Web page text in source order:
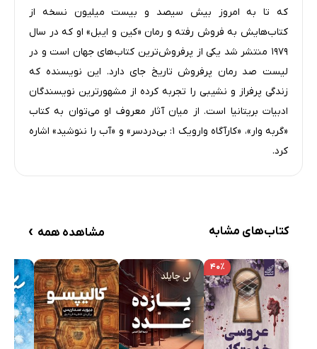
که تا به‌ امروز بیش سیصد و‌ بیست میلیون نسخه از
کتاب‌هایش به فروش رفته و رمان «کین و ایبل» او که در سال
۱۹۷۹ منتشر شد یکی از پرفروش‌ترین کتاب‌های جهان است و در
لیست صد رمان پرفروش تاریخ جای دارد. این نویسنده‌ که
زندگی پرفراز و نشیبی را تجربه کرده از مشهورترین نویسندگان
ادبیات بریتانیا است. از میان آثار معروف او می‌توان به کتاب
«گربه وار»، «کارآگاه وارویک ۱: بی‌دردسر» و «آب را ننوشید» اشاره
کرد.
کتاب‌های مشابه مشاهده همه ›
۴۰٪